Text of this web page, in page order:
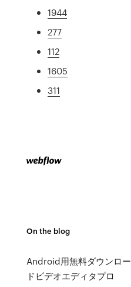
1944
277
112
1605
311
On the blog
Android用無料ダウンロー
ドビデオエディタプロ